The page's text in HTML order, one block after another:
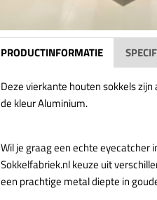
PRODUCTINFORMATIE
Deze vierkante houten sokkels
de kleur Aluminium.
Wil je graag een echte eyecatcher
Sokkelfabriek.nl keuze uit
een prachtige metal diepte in